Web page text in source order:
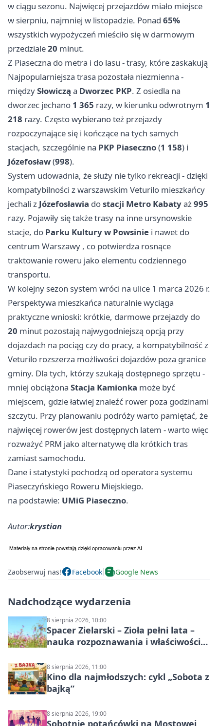
w ciągu sezonu. Najwięcej przejazdów miało miejsce
w sierpniu, najmniej w listopadzie. Ponad 65%
wszystkich wypożyczeń mieściło się w darmowym
przedziale20 minut.
Z Piaseczna do metra i do lasu - trasy, które zaskakują
Najpopularniejsza trasa pozostała niezmienna -
międzySłowiczą a Dworzec PKP. Z osiedla na
dworzec jechano 1 365 razy, w kierunku odwrotnym 1
218 razy. Często wybierano też przejazdy
rozpoczynające się i kończące na tych samych
stacjach, szczególnie na PKP Piaseczno(1 158) i
Józefosław(998).
System udowadnia, że służy nie tylko rekreacji - dzięki
kompatybilności z warszawskim Veturilo mieszkańcy
jechali z Józefosławia dostacji Metro Kabatyaż995
razy. Pojawiły się także trasy na inne ursynowskie
stacje, do Parku Kultury w Powsinie i nawet do
centrum Warszawy , co potwierdza rosnące
traktowanie roweru jako elementu codziennego
transportu.
W kolejny sezon system wróci na ulice 1 marca 2026 r.
Perspektywa mieszkańca naturalnie wyciąga
praktyczne wnioski: krótkie, darmowe przejazdy do
20 minut pozostają najwygodniejszą opcją przy
dojazdach na pociąg czy do pracy, a kompatybilność z
Veturilo rozszerza możliwości dojazdów poza granice
gminy. Dla tych, którzy szukają dostępnego sprzętu -
mniej obciążona Stacja Kamionka może być
miejscem, gdzie łatwiej znaleźć rower poza godzinami
szczytu. Przy planowaniu podróży warto pamiętać, że
najwięcej rowerów jest dostępnych latem - warto więc
rozważyć PRM jako alternatywę dla krótkich tras
zamiast samochodu.
Dane i statystyki pochodzą od operatora systemu
Piaseczyńskiego Roweru Miejskiego.
na podstawie: UMiG Piaseczno.
Autor:krystian
Zaobserwuj nas! Facebook Google News
Nadchodzące wydarzenia
8 sierpnia 2026, 10:00
Spacer Zielarski – Zioła pełni lata –
nauka rozpoznawania i właściwości
8 sierpnia 2026, 11:00
Kino dla najmłodszych: cykl „Sobota z
bajką”
8 sierpnia 2026, 19:00
Sobotnie potańcówki na Mostowej